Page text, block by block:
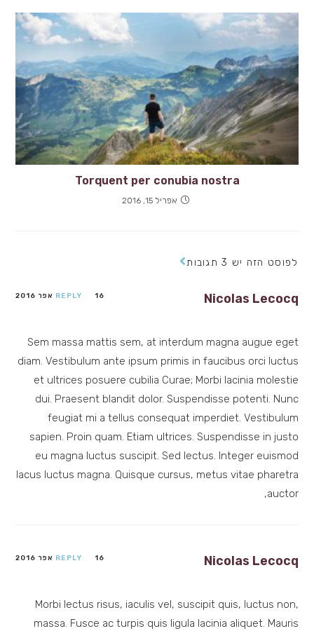
Torquent per conubia nostra
אפריל 15, 2016
לפוסט הזה יש 3 תגובות
Nicolas Lecocq
REPLY 16 אפר 2016
Sem massa mattis sem, at interdum magna augue eget
diam. Vestibulum ante ipsum primis in faucibus orci luctus
et ultrices posuere cubilia Curae; Morbi lacinia molestie
dui. Praesent blandit dolor. Suspendisse potenti. Nunc
feugiat mi a tellus consequat imperdiet. Vestibulum
sapien. Proin quam. Etiam ultrices. Suspendisse in justo
eu magna luctus suscipit. Sed lectus. Integer euismod
lacus luctus magna. Quisque cursus, metus vitae pharetra
auctor,
Nicolas Lecocq
REPLY 16 אפר 2016
Morbi lectus risus, iaculis vel, suscipit quis, luctus non,
massa. Fusce ac turpis quis ligula lacinia aliquet. Mauris